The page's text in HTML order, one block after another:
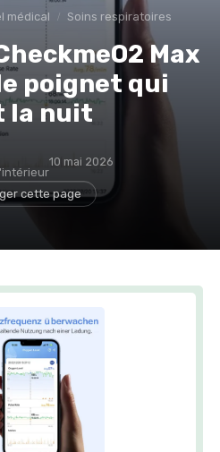
médical Soins respiratoires
Max
poignet qui
la nuit
10 mai 2026
cette page